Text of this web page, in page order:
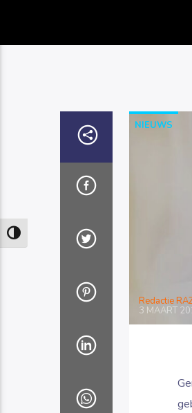
Keuze voor hoog contrast
NIEUWS
Redactie
3 MAART